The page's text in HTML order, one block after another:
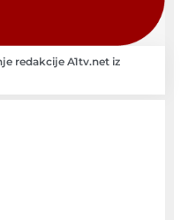
redakcije A1tv.net iz